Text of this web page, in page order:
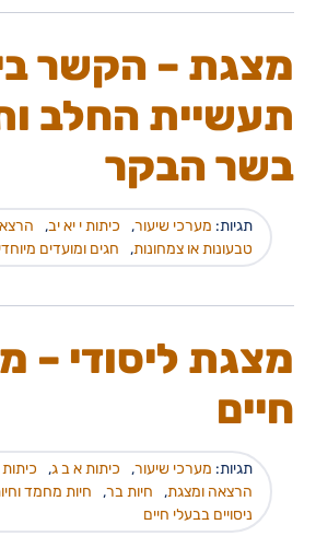
מצגת – הקשר
תעשיית החלב
בשר הבקר
תגיות: מערכי שיעור, כיתות י יא יב,
טבעונות או צמחונות, חגים ומועדים
מצגת ליסודי –
חיים
תגיות: מערכי שיעור, כיתות א ב ג,
הרצאה ומצגת, חיות בר, חיות מחמד
ניסויים בבעלי חיים